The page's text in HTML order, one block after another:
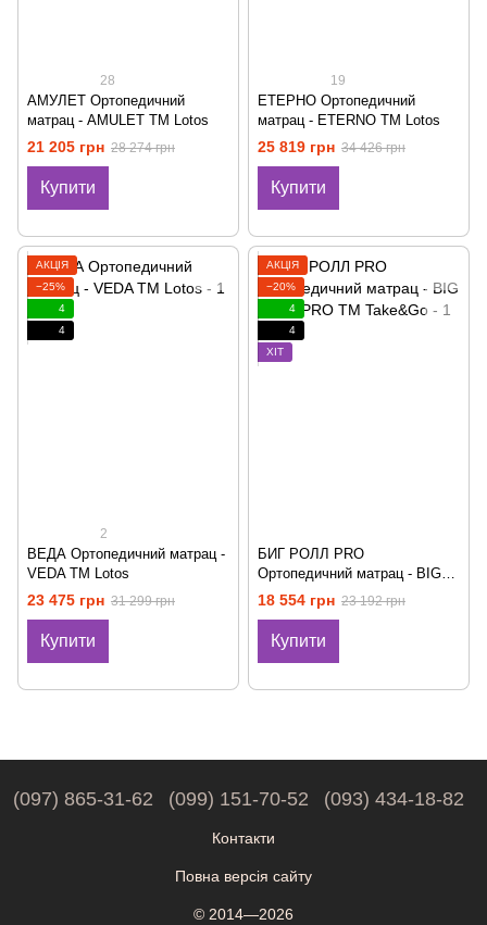
28
АМУЛЕТ Ортопедичний
матрац - AMULET ТМ Lotos
21 205 грн 28 274 грн
Купити
19
ЕТЕРНО Ортопедичний
матрац - ETERNO ТМ Lotos
25 819 грн 34 426 грн
Купити
АКЦІЯ
−25%
4
4
2
ВЕДА Ортопедичний матрац -
VEDA ТМ Lotos
23 475 грн 31 299 грн
Купити
АКЦІЯ
−20%
4
4
ХІТ
БИГ РОЛЛ PRO
Ортопедичний матрац - BIG
ROLL PRO ТМ Take&Go
18 554 грн 23 192 грн
Купити
(097) 865-31-62 (099) 151-70-52 (093) 434-18-82
Контакти
Повна версія сайту
© 2014—2026